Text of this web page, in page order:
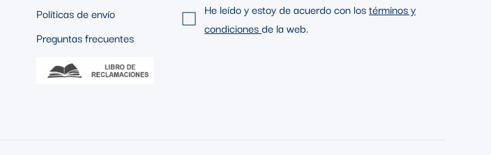
Políticas de envío
Preguntas frecuentes
He leído y estoy de acuerdo con lostérminos y
condicionesde la web.